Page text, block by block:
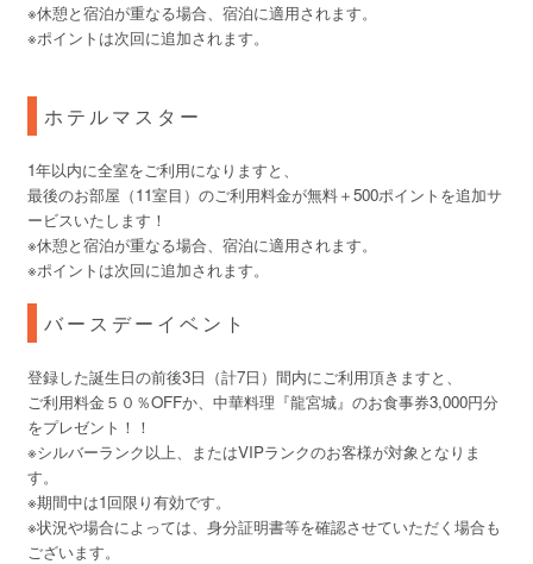
※休憩と宿泊が重なる場合、宿泊に適用されます。
※ポイントは次回に追加されます。
ホテルマスター
1年以内に全室をご利用になりますと、
最後のお部屋（11室目）のご利用料金が無料＋500ポイントを追加サ
ービスいたします！
※休憩と宿泊が重なる場合、宿泊に適用されます。
※ポイントは次回に追加されます。
バースデーイベント
登録した誕生日の前後3日（計7日）間内にご利用頂きますと、
ご利用料金５０％OFFか、中華料理『龍宮城』のお食事券3,000円分
をプレゼント！！
※シルバーランク以上、またはVIPランクのお客様が対象となりま
す。
※期間中は1回限り有効です。
※状況や場合によっては、身分証明書等を確認させていただく場合も
ございます。